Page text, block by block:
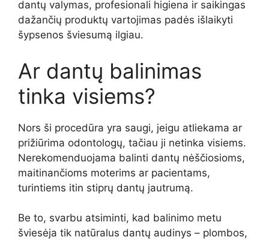
dantų valymas, profesionali higiena ir saikingas
dažančių produktų vartojimas padės išlaikyti
šypsenos šviesumą ilgiau.
Ar dantų balinimas
tinka visiems?
Nors ši procedūra yra saugi, jeigu atliekama ar
prižiūrima odontologų, tačiau ji netinka visiems.
Nerekomenduojama balinti dantų nėščiosioms,
maitinančioms moterims ar pacientams,
turintiems itin stiprų dantų jautrumą.
Be to, svarbu atsiminti, kad balinimo metu
šviesėja tik natūralus dantų audinys – plombos,